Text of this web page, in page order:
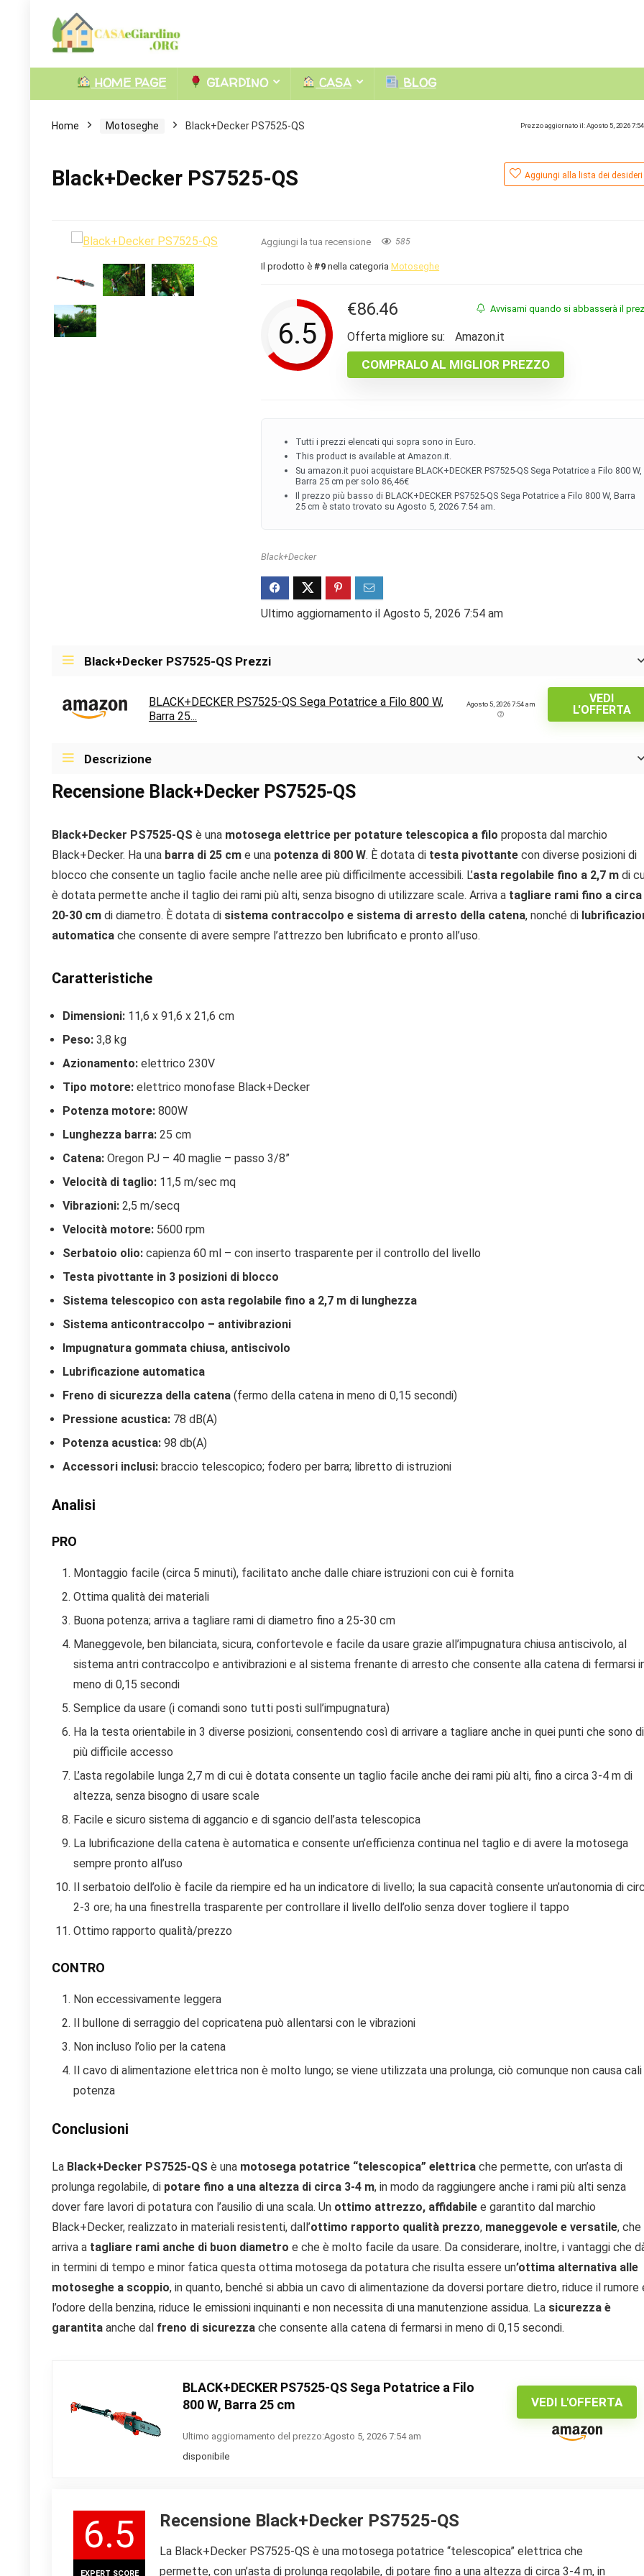
HOME PAGE GIARDINO CASA BLOG
Prezzo aggiornato il: Agosto 5, 2026
Home Motoseghe Black+Decker PS7525-QS
Black+Decker PS7525-QS Aggiungi alla lista dei desideri
Aggiungi la tua recensione 585
Il prodotto è #9 nella categoriaMotoseghe
Avvisami quando si abbasserà il
6.5
€86.46
Offerta migliore su: Amazon.it
COMPRALO AL MIGLIOR PREZZO
Tutti i prezzi elencati qui sopra sono in Euro.
This product is available at Amazon.it.
Su amazon.it puoi acquistare BLACK+DECKER PS7525-QS Sega Potatrice a Filo 800 W,
Barra 25 cm per solo 86,46€
Il prezzo più basso di BLACK+DECKER PS7525-QS Sega Potatrice a Filo 800 W, Barra
25 cm è stato trovato su Agosto 5, 2026 7:54 am.
Black+Decker
Ultimo aggiornamento il Agosto 5, 2026 7:54 am
Black+Decker PS7525-QS Prezzi
BLACK+DECKER PS7525-QS Sega Potatrice a Filo 800 W,
Barra 25...
Agosto 5, 2026 7:54 am
VEDI
L'OFFERTA
Descrizione
Recensione Black+Decker PS7525-QS
Black+Decker PS7525-QS è una motosega elettrice per potature telescopica a filo proposta dal marchio
Black+Decker. Ha una barra di 25 cm e una potenza di 800 W. È dotata di testa pivottante con diverse posizioni di
blocco che consente un taglio facile anche nelle aree più difficilmente accessibili. L’asta regolabile fino a 2,7 m di
è dotata permette anche il taglio dei rami più alti, senza bisogno di utilizzare scale. Arriva a tagliare rami fino a circa
20-30 cm di diametro. È dotata di sistema contraccolpo e sistema di arresto della catena, nonché di
automatica che consente di avere sempre l’attrezzo ben lubrificato e pronto all’uso.
Caratteristiche
Dimensioni: 11,6 x 91,6 x 21,6 cm
Peso: 3,8 kg
Azionamento: elettrico 230V
Tipo motore: elettrico monofase Black+Decker
Potenza motore: 800W
Lunghezza barra: 25 cm
Catena: Oregon PJ – 40 maglie – passo 3/8”
Velocità di taglio: 11,5 m/sec mq
Vibrazioni: 2,5 m/secq
Velocità motore: 5600 rpm
Serbatoio olio: capienza 60 ml – con inserto trasparente per il controllo del livello
Testa pivottante in 3 posizioni di blocco
Sistema telescopico con asta regolabile fino a 2,7 m di lunghezza
Sistema anticontraccolpo – antivibrazioni
Impugnatura gommata chiusa, antiscivolo
Lubrificazione automatica
Freno di sicurezza della catena (fermo della catena in meno di 0,15 secondi)
Pressione acustica: 78 dB(A)
Potenza acustica: 98 db(A)
Accessori inclusi: braccio telescopico; fodero per barra; libretto di istruzioni
Analisi
PRO
Montaggio facile (circa 5 minuti), facilitato anche dalle chiare istruzioni con cui è fornita
Ottima qualità dei materiali
Buona potenza; arriva a tagliare rami di diametro fino a 25-30 cm
Maneggevole, ben bilanciata, sicura, confortevole e facile da usare grazie all’impugnatura chiusa antiscivolo, al
sistema antri contraccolpo e antivibrazioni e al sistema frenante di arresto che consente alla catena di fermarsi
meno di 0,15 secondi
Semplice da usare (i comandi sono tutti posti sull’impugnatura)
Ha la testa orientabile in 3 diverse posizioni, consentendo così di arrivare a tagliare anche in quei punti che sono di
più difficile accesso
L’asta regolabile lunga 2,7 m di cui è dotata consente un taglio facile anche dei rami più alti, fino a circa 3-4 m di
altezza, senza bisogno di usare scale
Facile e sicuro sistema di aggancio e di sgancio dell’asta telescopica
La lubrificazione della catena è automatica e consente un’efficienza continua nel taglio e di avere la motosega
sempre pronto all’uso
Il serbatoio dell’olio è facile da riempire ed ha un indicatore di livello; la sua capacità consente un’autonomia di
2-3 ore; ha una finestrella trasparente per controllare il livello dell’olio senza dover togliere il tappo
Ottimo rapporto qualità/prezzo
CONTRO
Non eccessivamente leggera
Il bullone di serraggio del copricatena può allentarsi con le vibrazioni
Non incluso l’olio per la catena
Il cavo di alimentazione elettrica non è molto lungo; se viene utilizzata una prolunga, ciò comunque non causa cali
potenza
Conclusioni
La Black+Decker PS7525-QS è una motosega potatrice “telescopica” elettrica che permette, con un’asta di
prolunga regolabile, di potare fino a una altezza di circa 3-4 m, in modo da raggiungere anche i rami più alti senza
dover fare lavori di potatura con l’ausilio di una scala. Un ottimo attrezzo, affidabile e garantito dal marchio
Black+Decker, realizzato in materiali resistenti, dall’ottimo rapporto qualità prezzo, maneggevole e versatile, che
arriva a tagliare rami anche di buon diametro e che è molto facile da usare. Da considerare, inoltre, i vantaggi che
in termini di tempo e minor fatica questa ottima motosega da potatura che risulta essere un’ottima alternativa alle
motoseghe a scoppio, in quanto, benché si abbia un cavo di alimentazione da doversi portare dietro, riduce il rumore
l’odore della benzina, riduce le emissioni inquinanti e non necessita di una manutenzione assidua. La sicurezza è
garantita anche dal freno di sicurezza che consente alla catena di fermarsi in meno di 0,15 secondi.
BLACK+DECKER PS7525-QS Sega Potatrice a Filo
800 W, Barra 25 cm
Ultimo aggiornamento del prezzo:Agosto 5, 2026 7:54 am
disponibile
VEDI L'OFFERTA
6.5
EXPERT SCORE
Recensione Black+Decker PS7525-QS
La Black+Decker PS7525-QS è una motosega potatrice “telescopica” elettrica che
permette, con un’asta di prolunga regolabile, di potare fino a una altezza di circa 3-4 m, in